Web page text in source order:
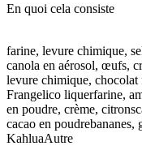
En quoi cela consiste
farine, levure chimique,
canola en aérosol, œufs,
levure chimique, chocolat
Frangelico liquerfarine,
en poudre, crème, citrons
cacao en poudrebananes,
KahluaAutre